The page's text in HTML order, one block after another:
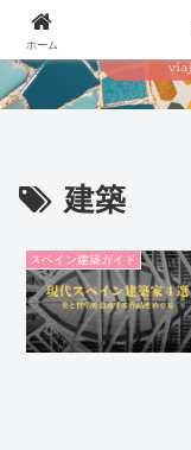
建築
スペイン建築ガイド
ホーム